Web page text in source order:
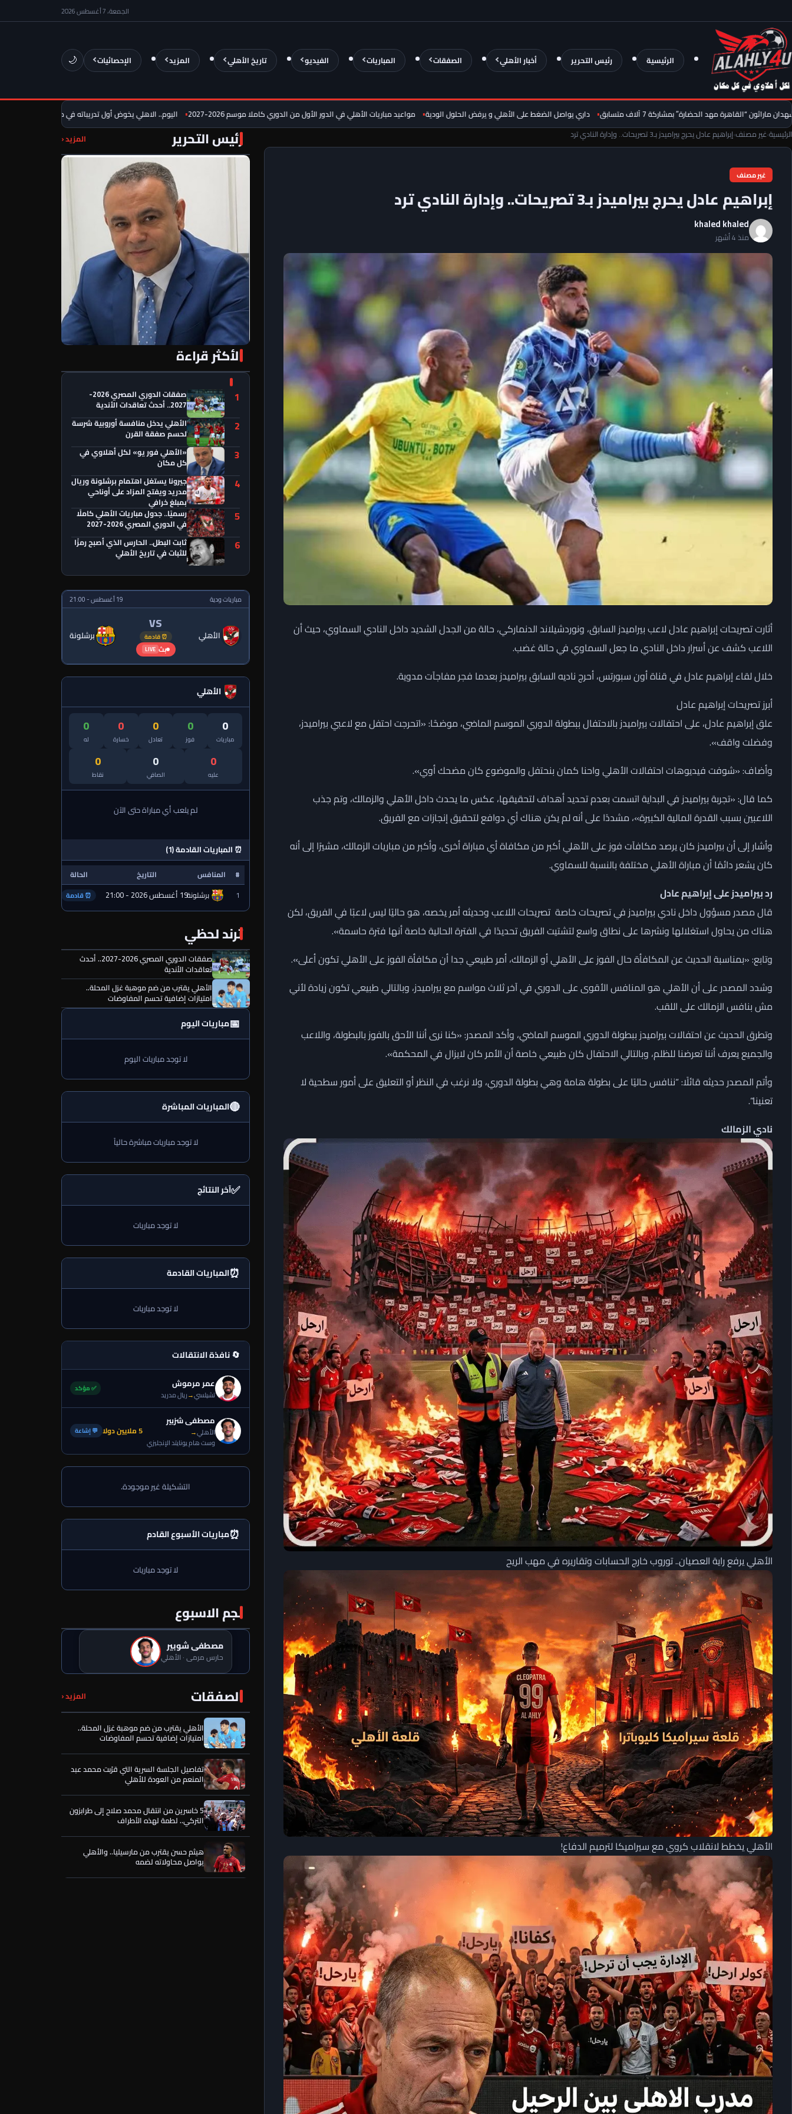
الجمعة، 7 أغسطس 2026
الرئيسية رئيس التحرير أخبار الأهلي الصفقات المباريات الفيديو تاريخ الأهلي المزيد الإحصائيات 🌙
الحضارة” بمشاركة 7 آلاف متسابق داري يواصل الضغط على الأهلي و يرفض الحلول الودية مواعيد مباريات الأهلي في الدور الأول من الدوري كاملا موسم 2026-2027 اليوم.. الاهلي يخوض أول تدريباته في معسكر إسبانيا
الرئيسية›غير مصنف›إبراهيم عادل يحرج بيراميدز بـ3 تصريحات.. وإدارة النادي ترد
غير مصنف
إبراهيم عادل يحرج بيراميدز بـ3 تصريحات.. وإدارة النادي ترد
khaled khaled
منذ 4 أشهر
أثارت تصريحات إبراهيم عادل لاعب بيراميدز السابق، ونوردشيلاند الدنماركي، حالة من الجدل الشديد داخل النادي السماوي، حيث أن
اللاعب كشف عن أسرار داخل النادي ما جعل السماوي في حالة غضب.
خلال لقاء إبراهيم عادل في قناة أون سبورتس، أحرج ناديه السابق بيراميدز بعدما فجر مفاجآت مدوية.
أبرز تصريحات إبراهيم عادل
علق إبراهيم عادل، على احتفالات بيراميدز بالاحتفال ببطولة الدوري الموسم الماضي، موضحًا: «اتحرجت احتفل مع لاعبي بيراميدز،
وفضلت واقف».
وأضاف: «شوفت فيديوهات احتفالات الأهلي واحنا كمان بنحتفل والموضوع كان مضحك أوي».
كما قال: «تجربة بيراميدز في البداية اتسمت بعدم تحديد أهداف لتحقيقها، عكس ما يحدث داخل الأهلي والزمالك، وتم جذب
اللاعبين بسبب القدرة المالية الكبيرة»، مشددًا على أنه لم يكن هناك أي دوافع لتحقيق إنجازات مع الفريق.
وأشار إلى أن بيراميدز كان يرصد مكافآت فوز على الأهلي أكبر من مكافاة أي مباراة أخرى، وأكبر من مباريات الزمالك، مشيرًا إلى أنه
كان يشعر دائمًا أن مباراة الأهلي مختلفة بالنسبة للسماوي.
رد بيراميدز على إبراهيم عادل
قال مصدر مسؤول داخل نادي بيراميدز في تصريحات خاصة تصريحات اللاعب وحديثه أمر يخصه، هو حاليًا ليس لاعبًا في الفريق، لكن
هناك من يحاول استغلالها ونشرها على نطاق واسع لتشتيت الفريق تحديدًا في الفترة الحالية خاصة أنها فترة حاسمة».
وتابع: «بمناسبة الحديث عن المكافأة حال الفوز على الأهلي أو الزمالك، أمر طبيعي جدا أن مكافأة الفوز على الأهلي تكون أعلى».
وشدد المصدر على أن الأهلي هو المنافس الأقوى على الدوري في آخر ثلاث مواسم مع بيراميدز، وبالتالي طبيعي تكون زيادة لأني
مش بنافس الزمالك على اللقب.
وتطرق الحديث عن احتفالات بيراميدز ببطولة الدوري الموسم الماضي، وأكد المصدر: «كنا نرى أننا الأحق بالفوز بالبطولة، واللاعب
والجميع يعرف أننا تعرضنا للظلم، وبالتالي الاحتفال كان طبيعي خاصة أن الأمر كان لايزال في المحكمة».
وأتم المصدر حديثه قائلًا: “ننافس حاليًا على بطولة هامة وهي بطولة الدوري، ولا نرغب في النظر أو التعليق على أمور سطحية لا
تعنينا”.
نادي الزمالك
الأهلي يرفع راية العصيان.. توروب خارج الحسابات وتقاريره في مهب الريح
الأهلي يخطط لانقلاب كروي مع سيراميكا لترميم الدفاع!
رئيس التحرير المزيد ‹
«الأهلي فور يو» لكل أهلاوي في كل مكان
الأكثر قراءة
1 صفقات الدوري المصري 2026-
2027.. أحدث تعاقدات الأندية
2 الأهلي يدخل منافسة أوروبية شرسة
لحسم صفقة القرن
3 «الأهلي فور يو» لكل أهلاوي في
كل مكان
4 جيرونا يستغل اهتمام برشلونة وريال
مدريد ويفتح المزاد على أوناحي
بمبلغ خرافي
5 رسميًا.. جدول مباريات الأهلي كاملًا
في الدوري المصري 2026-2027
6 ثابت البطل.. الحارس الذي أصبح رمزًا
للثبات في تاريخ الأهلي
مباريات ودية 19 أغسطس - 21:00
الأهلي
VS
⏰ قادمة
بث LIVE
برشلونة
الأهلي
0
مباريات
0
فوز
0
تعادل
0
خسارة
0
له
0
عليه
0
الصافي
0
نقاط
لم يلعب أي مباراة حتى الآن
⏰ المباريات القادمة (1)
# المنافس التاريخ
الحالة
1
برشلونة19 أغسطس 2026 - 21:00 ⏰ قادمة
ترند لحظي
صفقات الدوري المصري 2026-2027.. أحدث
تعاقدات الأندية
الأهلي يقترب من ضم موهبة غزل المحلة..
امتيازات إضافية تحسم المفاوضات
📅مباريات اليوم
لا توجد مباريات اليوم
🔴المباريات المباشرة
لا توجد مباريات مباشرة حالياً
✅آخر النتائج
لا توجد مباريات
⏰المباريات القادمة
لا توجد مباريات
🔄 نافذة الانتقالات
عمر مرموش
تشيلسي→ريال مدريد
✅ مؤكد
مصطفى شزبير
الأهلي→
وست هام يونايتد الإنجليزي
5 ملايين دولا 💬 إشاعة
التشكيلة غير موجودة.
⏰مباريات الأسبوع القادم
لا توجد مباريات
نجم الاسبوع
مصطفى شوبير
حارس مرمى · الأهلي
الصفقات المزيد ‹
الجزائري منصف بقرار يطير إلى إسبانيا
للأنضمام لمعسكر الأهلي
امتيازات إضافية تحسم المفاوضات
تفاصيل الجلسة السرية التي قرّبت محمد عبد
المنعم من العودة للأهلي
5 خاسرين من انتقال محمد صلاح إلى طرابزون
التركي.. لطمة لهذه الأطراف
هيثم حسن يقترب من مارسيليا.. والأهلي
يواصل محاولاته لضمه
عن عمر الساعي.. أول رد فعل من المصري
بعد تحركات الأهلي وقرار الحسين عموتة